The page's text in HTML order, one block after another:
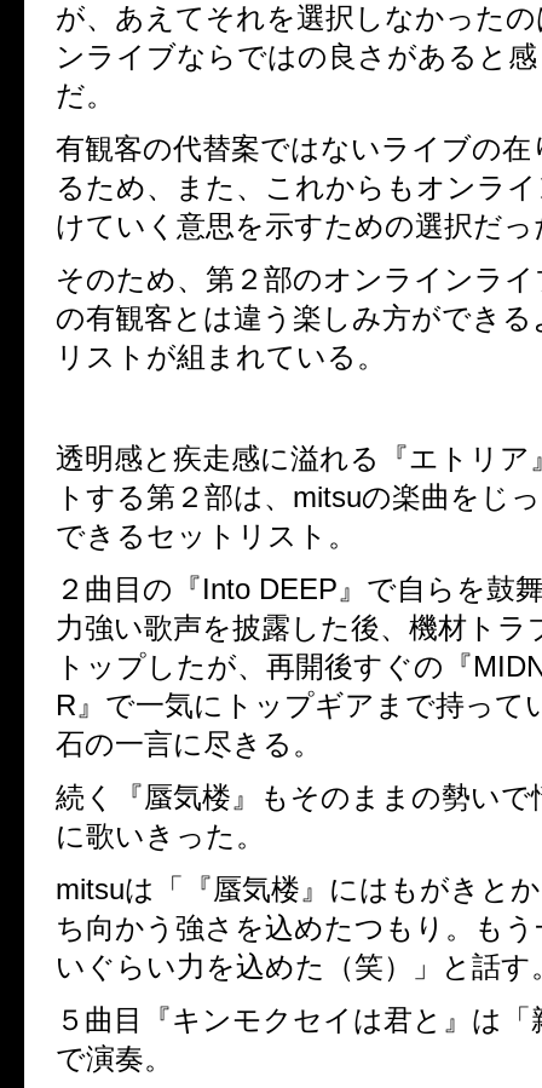
が、あえてそれを選択しなかった
ンライブならではの良さがあると
だ。
有観客の代替案ではないライブの在
るため、また、これからもオンラ
けていく意思を示すための選択だっ
そのため、第２部のオンラインラ
の有観客とは違う楽しみ方ができ
リストが組まれている。
透明感と疾走感に溢れる『エトリア
トする第２部は、mitsuの楽曲をじ
できるセットリスト。
２曲目の『Into DEEP』で自らを鼓
力強い歌声を披露した後、機材トラ
トップしたが、再開後すぐの『
R』で一気にトップギアまで持って
石の一言に尽きる。
続く『蜃気楼』もそのままの勢いで
に歌いきった。
mitsuは「『蜃気楼』にはもがきと
ち向かう強さを込めたつもり。も
いぐらい力を込めた（笑）」と話す
５曲目『キンモクセイは君と』は「
で演奏。